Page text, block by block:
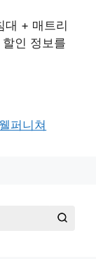
대 + 매트리
인 정보를
웰퍼니쳐